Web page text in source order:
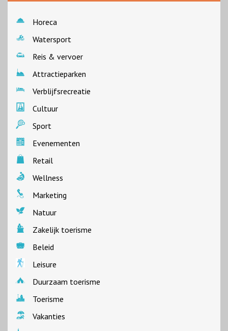
Horeca
Watersport
Reis & vervoer
Attractieparken
Verblijfsrecreatie
Cultuur
Sport
Evenementen
Retail
Wellness
Marketing
Natuur
Zakelijk toerisme
Beleid
Leisure
Duurzaam toerisme
Toerisme
Vakanties